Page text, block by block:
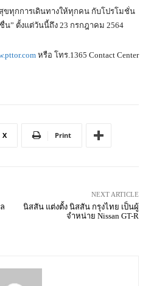
ขทุกการเดินทางให้ทุกคน กับโปรโมชั่น
” ตั้งแต่วันนี้ถึง 23 กรกฎาคม 2564
หรือ โทร.1365 Contact Center
X Print
NEXT ARTICLE
นิสสัน แต่งตั้ง นิสสัน กรุงไทย เป็นผู้
จำหน่าย Nissan GT-R